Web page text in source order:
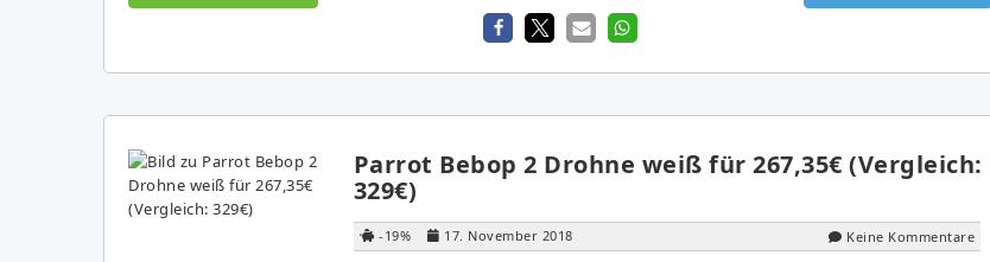
Parrot Bebop 2 Drohne weiß für 267,35€ (Vergleich:
329€)
-19% 17. November 2018 Keine Kommentare